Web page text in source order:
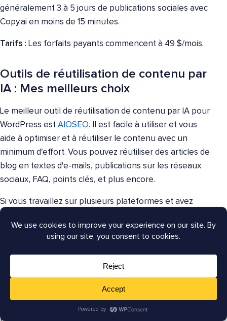
généralement 3 à 5 jours de publications sociales avec
Copy.ai en moins de 15 minutes.
Tarifs : Les forfaits payants commencent à 49 $/mois.
Outils de réutilisation de contenu par
IA : Mes meilleurs choix
Le meilleur outil de réutilisation de contenu par IA pour
WordPress est AIOSEO. Il est facile à utiliser et vous
aide à optimiser et à réutiliser le contenu avec un
minimum d'effort. Vous pouvez réutiliser des articles de
blog en textes d'e-mails, publications sur les réseaux
sociaux, FAQ, points clés, et plus encore.
Si vous travaillez sur plusieurs plateformes et avez
publications sociales,Copy.aiest une autre excellente
option. Il est rapide, intuitif et excellent pour
transformer le contenu de blog en plusieurs formats à
fort impact sans avoir à surmonter une courbe
J'espère que cet article vous a aidé à découvrir les